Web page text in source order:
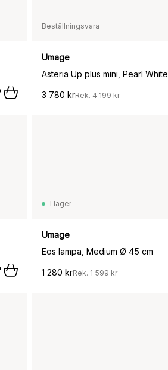
Beställningsvara
Umage
Asteria Up plus mini, Pearl White
3 780 krRek. 4 199 kr
I lager
Umage
Eos lampa, Medium Ø 45 cm
1 280 krRek. 1 599 kr